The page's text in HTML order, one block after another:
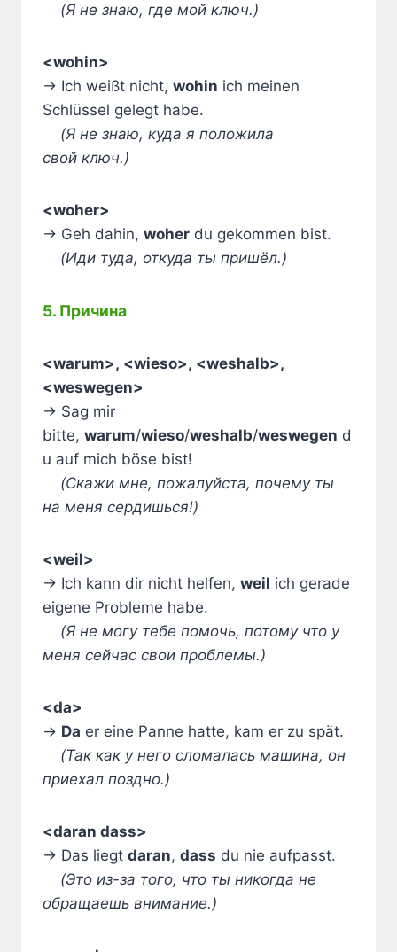
(Я не знаю, где мой ключ.)
<wohin>
→ Ich weißt nicht, wohin ich meinen
Schlüssel gelegt habe.
(Я не знаю, куда я положила
свой ключ.)
<woher>
→ Geh dahin, woher du gekommen bist.
(Иди туда, откуда ты пришёл.)
5. Причина
<warum>, <wieso>, <weshalb>,
<weswegen>
→ Sag mir
bitte, warum/wieso/weshalb/weswegen d
u auf mich böse bist!
(Скажи мне, пожалуйста, почему ты
на меня сердишься!)
<weil>
→ Ich kann dir nicht helfen, weil ich gerade
eigene Probleme habe.
(Я не могу тебе помочь, потому что у
меня сейчас свои проблемы.)
<da>
→ Da er eine Panne hatte, kam er zu spät.
(Так как у него сломалась машина, он
приехал поздно.)
<daran dass>
→ Das liegt daran, dass du nie aufpasst.
(Это из-за того, что ты никогда не
обращаешь внимание.)